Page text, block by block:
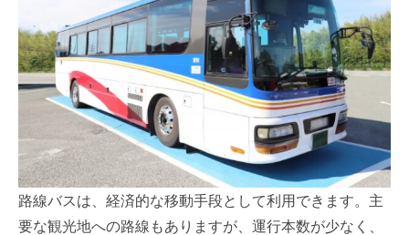
路線バスは、経済的な移動手段として利用できます。主
要な観光地への路線もありますが、運行本数が少なく、